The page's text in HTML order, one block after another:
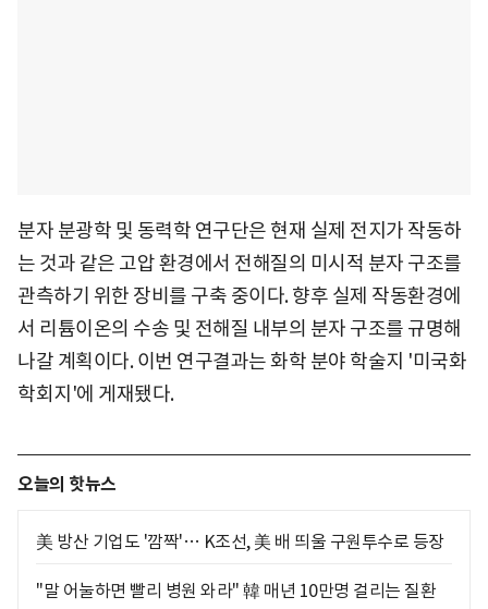
분자 분광학 및 동력학 연구단은 현재 실제 전지가 작동하
는 것과 같은 고압 환경에서 전해질의 미시적 분자 구조를
관측하기 위한 장비를 구축 중이다. 향후 실제 작동환경에
서 리튬이온의 수송 및 전해질 내부의 분자 구조를 규명해
나갈 계획이다. 이번 연구결과는 화학 분야 학술지 '미국화
학회지'에 게재됐다.
오늘의 핫뉴스
美 방산 기업도 '깜짝'… K조선, 美 배 띄울 구원투수로 등장
"말 어눌하면 빨리 병원 와라" 韓 매년 10만명 걸리는 질환